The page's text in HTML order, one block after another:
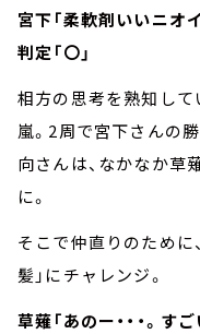
宮下「柔軟剤いいニオ
判定「〇」
相方の思考を熟知し
嵐。2周で宮下さんの
向さんは、なかなか草
に。
そこで仲直りのために
髪」にチャレンジ。
草薙「あのー・・・。すご